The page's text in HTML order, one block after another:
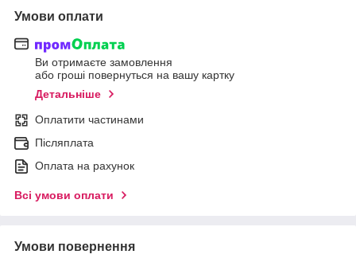
Умови оплати
Ви отримаєте замовлення
або гроші повернуться на вашу картку
Детальніше
Оплатити частинами
Післяплата
Оплата на рахунок
Всі умови оплати
Умови повернення